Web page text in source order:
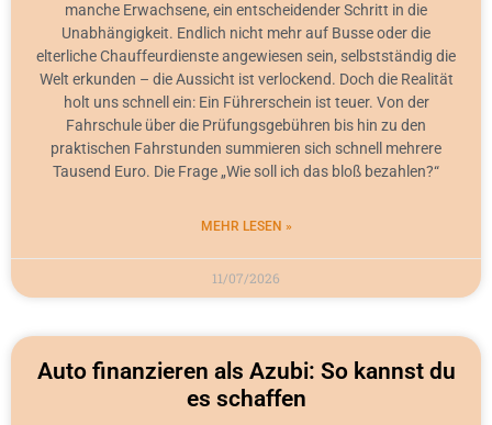
manche Erwachsene, ein entscheidender Schritt in die
Unabhängigkeit. Endlich nicht mehr auf Busse oder die
elterliche Chauffeurdienste angewiesen sein, selbstständig die
Welt erkunden – die Aussicht ist verlockend. Doch die Realität
holt uns schnell ein: Ein Führerschein ist teuer. Von der
Fahrschule über die Prüfungsgebühren bis hin zu den
praktischen Fahrstunden summieren sich schnell mehrere
Tausend Euro. Die Frage „Wie soll ich das bloß bezahlen?“
MEHR LESEN »
11/07/2026
Auto finanzieren als Azubi: So kannst du
es schaffen